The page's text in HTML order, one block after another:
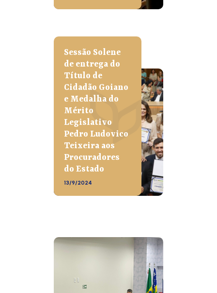
Sessão Solene
de entrega do
Título de
Cidadão Goiano
e Medalha do
Mérito
Legislativo
Pedro Ludovico
Teixeira aos
Procuradores
do Estado
13/9/2024